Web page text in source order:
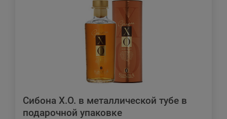
Сибона X.O. в металлической тубе в
подарочной упаковке